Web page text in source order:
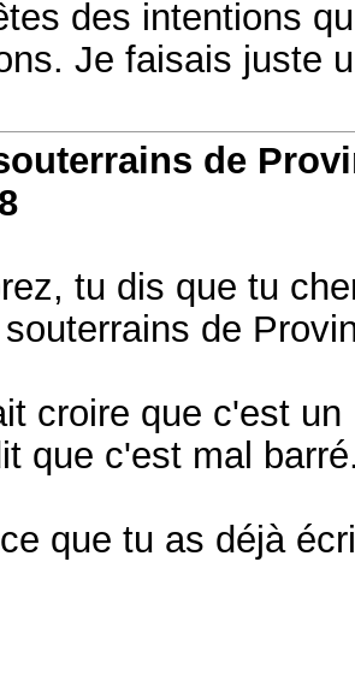
des intentions
Je faisais juste
de
tu dis que tu
de
croire que c'est
que c'est mal
que tu as déjà